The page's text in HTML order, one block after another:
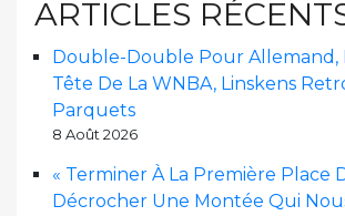
ARTICLES
Double-Double Pour Allemand,
Tête De La WNBA, Linskens
Parquets
8 Août 2026
« Terminer À La Première Place
Décrocher Une Montée Qui